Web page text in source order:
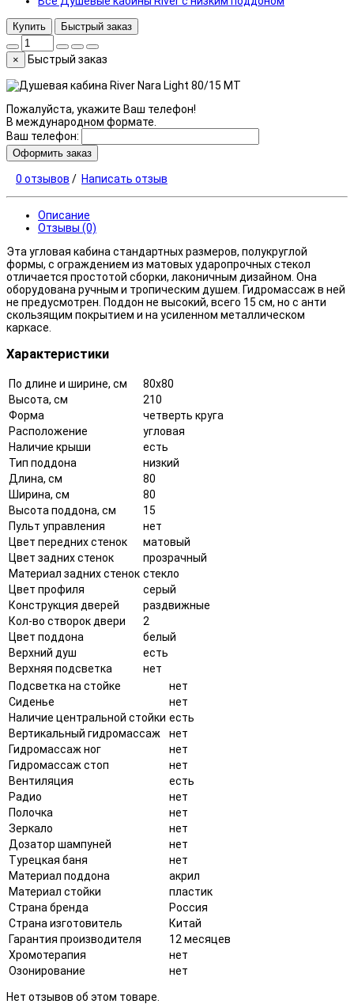
Купить Быстрый заказ
× Быстрый заказ
Пожалуйста, укажите Ваш телефон!
В международном формате.
Ваш телефон:
Оформить заказ
0 отзывов / Написать отзыв
Описание
Отзывы (0)
Эта угловая кабина стандартных размеров, полукруглой
формы, с ограждением из матовых ударопрочных стекол
отличается простотой сборки, лаконичным дизайном. Она
оборудована ручным и тропическим душем. Гидромассаж в ней
не предусмотрен. Поддон не высокий, всего 15 см, но с анти
скользящим покрытием и на усиленном металлическом
каркасе.
Характеристики
По длине и ширине, см
80x80
Высота, см
210
Форма
четверть круга
Расположение
угловая
Наличие крыши
есть
Тип поддона
низкий
Длина, см
80
Ширина, см
80
Высота поддона, см
15
Пульт управления
нет
Цвет передних стенок
матовый
Цвет задних стенок
прозрачный
Материал задних стенок стекло
Цвет профиля
серый
Конструкция дверей
раздвижные
Кол-во створок двери
2
Цвет поддона
белый
Верхний душ
есть
Верхняя подсветка
нет
Подсветка на стойке
нет
Сиденье
нет
Наличие центральной стойки есть
Вертикальный гидромассаж
нет
Гидромассаж ног
нет
Гидромассаж стоп
нет
Вентиляция
есть
Радио
нет
Полочка
нет
Зеркало
нет
Дозатор шампуней
нет
Турецкая баня
нет
Материал поддона
акрил
Материал стойки
пластик
Страна бренда
Россия
Страна изготовитель
Китай
Гарантия производителя
12 месяцев
Хромотерапия
нет
Озонирование
нет
Нет отзывов об этом товаре.